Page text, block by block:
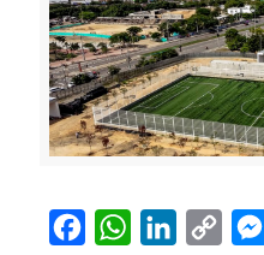
FacebookWhatsAppLinkedIn
Copy